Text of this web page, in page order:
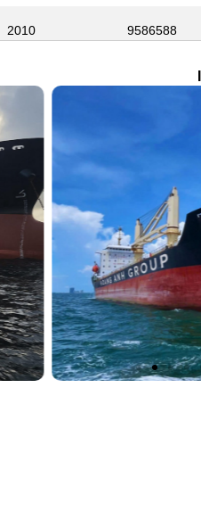
2010 9586588
2006
2009 8357100